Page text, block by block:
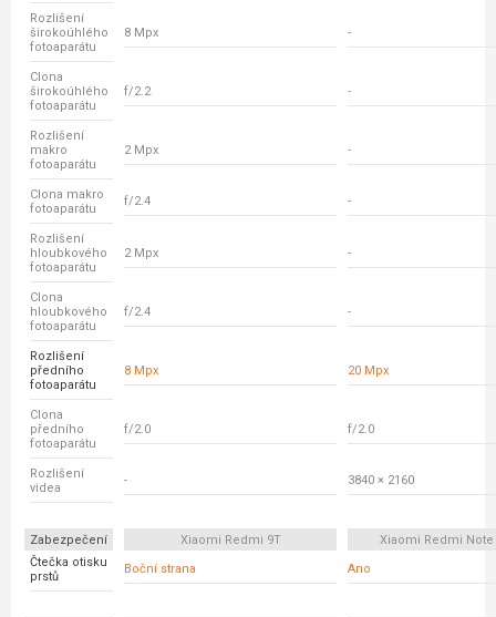
Rozlišení
širokoúhlého
fotoaparátu
8 Mpx -
Clona
širokoúhlého
fotoaparátu
f/2.2 -
Rozlišení
makro
fotoaparátu
2 Mpx -
Clona makro
fotoaparátu
f/2.4 -
Rozlišení
hloubkového
fotoaparátu
2 Mpx -
Clona
hloubkového
fotoaparátu
f/2.4 -
Rozlišení
předního
fotoaparátu
8 Mpx 20 Mpx
Clona
předního
fotoaparátu
f/2.0 f/2.0
Rozlišení
videa
- 3840 × 2160
Zabezpečení Xiaomi Redmi 9T
Xiaomi Redmi Note
Čtečka otisku
prstů
Boční strana Ano